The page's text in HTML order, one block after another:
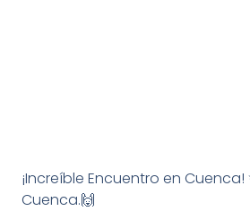
¡Increíble Encuentro en
Cuenca.🙌